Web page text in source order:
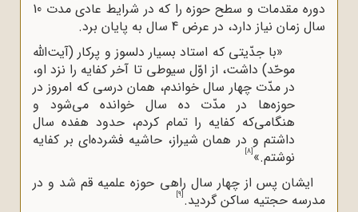
دوره مقدمات و سطح حوزه را که در شرایط عادی مدت 10
سال زمان نیاز دارد، در عرض 4 سال به پایان برد.
«با جدّیتى که استاد بسیار دلسوز و پرکار (آیت‌الله
موحّد) داشت، از اوّل سیوطى تا آخر کفایه را نزد او،
در مدّت چهار سال خواندم، همان درسى که ‌امروز در
حوزه‌ها در مدّت ده سال خوانده مى‌شود و
هنگامى‌که کفایه را تمام کردم، حدود هفده سال
داشتم و در همان شیراز، حاشیه فشرده‌اى بر کفایه
نوشتم.»[8]
ایشان پس از چهار سال راهی حوزه علمیه قم شد و در
مدرسه حجتیه ساکن گردید.[9]